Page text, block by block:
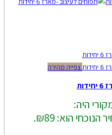
צפייה מהירה
היה:
הנוכחי הוא: ₪89.